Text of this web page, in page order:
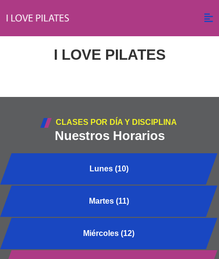
I LOVE PILATES
CLASES POR DÍA Y DISCIPLINA
Nuestros Horarios
Lunes (10)
Martes (11)
Miércoles (12)